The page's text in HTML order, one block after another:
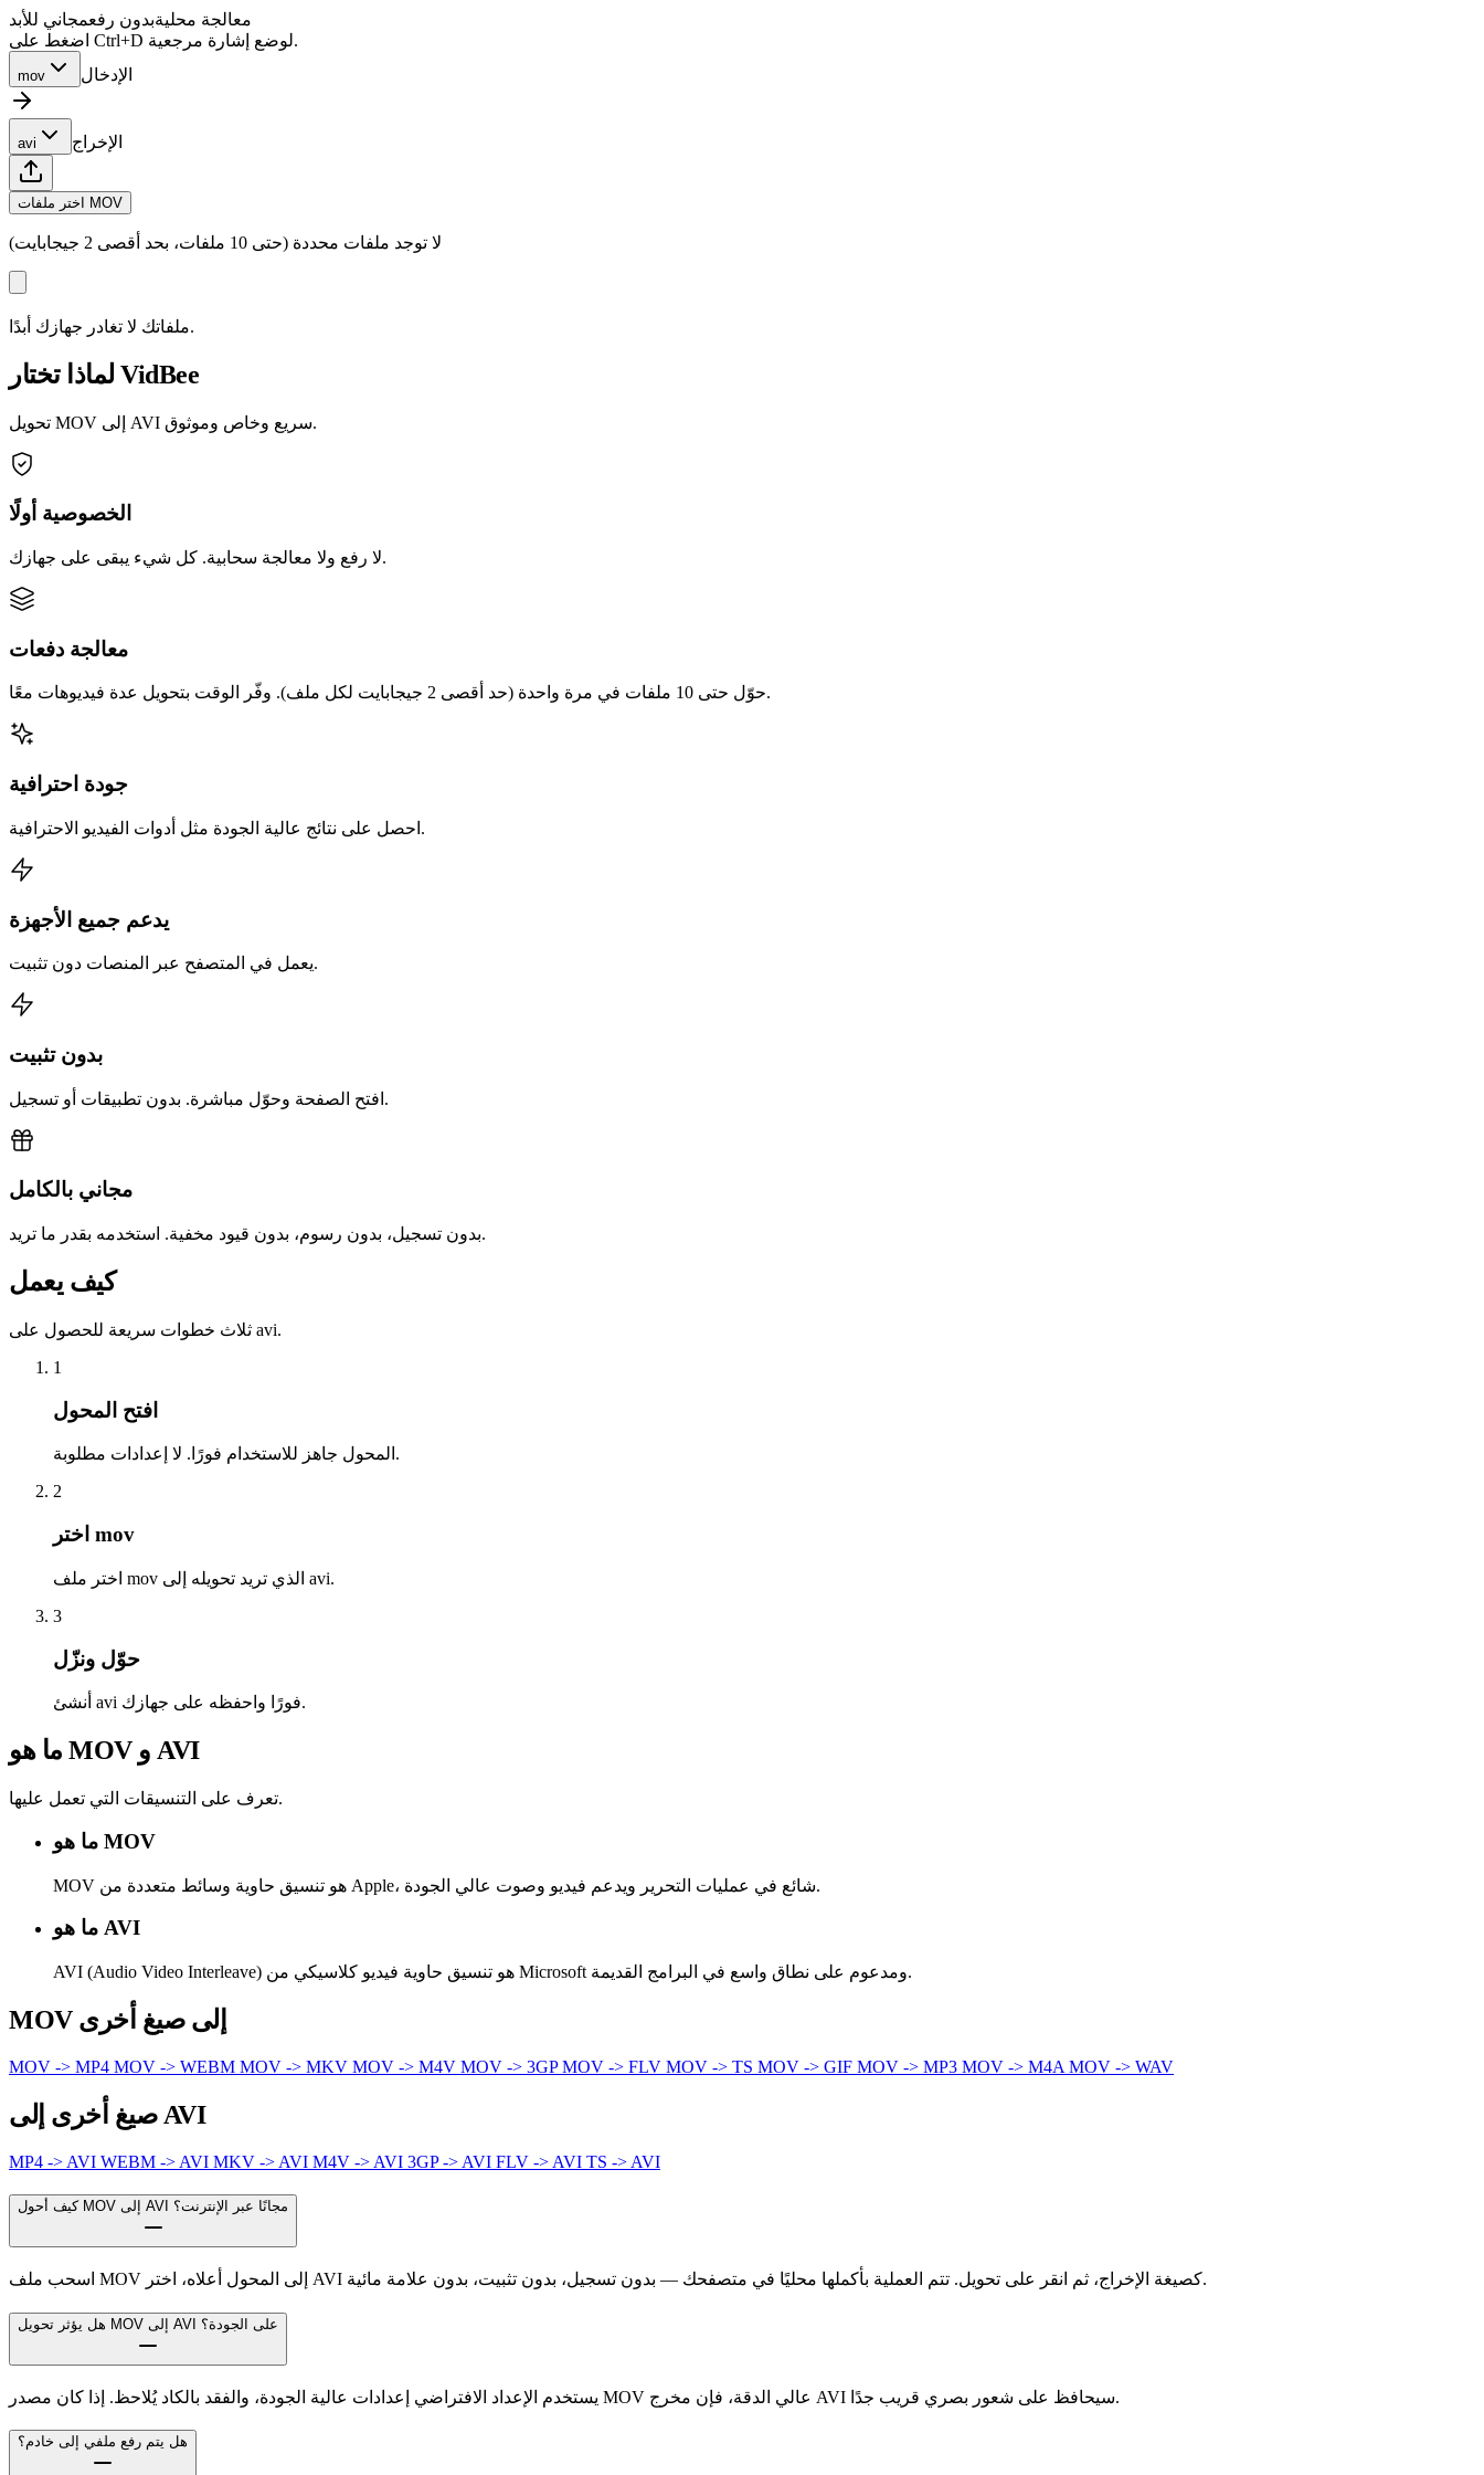
معالجة محليةبدون رفعمجاني للأبد
اضغط على Ctrl+D لوضع إشارة مرجعية.
mov الإدخال
avi الإخراج
اختر ملفات MOV
لا توجد ملفات محددة (حتى 10 ملفات، بحد أقصى 2 جيجابايت)
ملفاتك لا تغادر جهازك أبدًا.
لماذا تختار VidBee
تحويل MOV إلى AVI سريع وخاص وموثوق.
الخصوصية أولًا
لا رفع ولا معالجة سحابية. كل شيء يبقى على جهازك.
معالجة دفعات
حوّل حتى 10 ملفات في مرة واحدة (حد أقصى 2 جيجابايت لكل ملف). وفّر الوقت بتحويل عدة فيديوهات معًا.
جودة احترافية
احصل على نتائج عالية الجودة مثل أدوات الفيديو الاحترافية.
يدعم جميع الأجهزة
يعمل في المتصفح عبر المنصات دون تثبيت.
بدون تثبيت
افتح الصفحة وحوّل مباشرة. بدون تطبيقات أو تسجيل.
مجاني بالكامل
بدون تسجيل، بدون رسوم، بدون قيود مخفية. استخدمه بقدر ما تريد.
كيف يعمل
ثلاث خطوات سريعة للحصول على avi.
1
افتح المحول
المحول جاهز للاستخدام فورًا. لا إعدادات مطلوبة.
2
اختر mov
اختر ملف mov الذي تريد تحويله إلى avi.
3
حوّل ونزّل
أنشئ avi فورًا واحفظه على جهازك.
ما هو MOV و AVI
تعرف على التنسيقات التي تعمل عليها.
ما هو MOV
MOV هو تنسيق حاوية وسائط متعددة من Apple، شائع في عمليات التحرير ويدعم فيديو وصوت عالي الجودة.
ما هو AVI
AVI (Audio Video Interleave) هو تنسيق حاوية فيديو كلاسيكي من Microsoft ومدعوم على نطاق واسع في البرامج القديمة.
MOV إلى صيغ أخرى
MOV -> MP4 MOV -> WEBM MOV -> MKV MOV -> M4V MOV -> 3GPMOV -> FLV MOV -> TS MOV -> GIF MOV -> MP3 MOV -> M4A MOV -> WAV
صيغ أخرى إلى AVI
MP4 -> AVI WEBM -> AVI MKV -> AVI M4V -> AVI 3GP -> AVI FLV -> AVI TS -> AVI
كيف أحول MOV إلى AVI مجانًا عبر الإنترنت؟
اسحب ملف MOV إلى المحول أعلاه، اختر AVI كصيغة الإخراج، ثم انقر على تحويل. تتم العملية بأكملها محليًا في متصفحك — بدون تسجيل، بدون تثبيت، بدون علامة مائية.
هل يؤثر تحويل MOV إلى AVI على الجودة؟
يستخدم الإعداد الافتراضي إعدادات عالية الجودة، والفقد بالكاد يُلاحظ. إذا كان مصدر MOV عالي الدقة، فإن مخرج AVI سيحافظ على شعور بصري قريب جدًا.
هل يتم رفع ملفي إلى خادم؟